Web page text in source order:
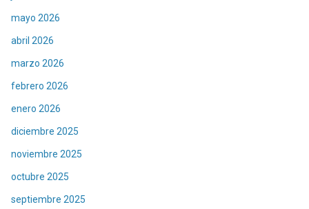
mayo 2026
abril 2026
marzo 2026
febrero 2026
enero 2026
diciembre 2025
noviembre 2025
octubre 2025
septiembre 2025